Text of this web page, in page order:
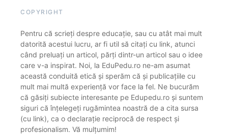
COPYRIGHT
Pentru că scrieți despre educație, sau cu atât mai mult
datorită acestui lucru, ar fi util să citați cu link, atunci
când preluați un articol, părți dintr-un articol sau o idee
care v-a inspirat. Noi, la EduPedu.ro ne-am asumat
această conduită etică și sperăm că și publicațiile cu
mult mai multă experiență vor face la fel. Ne bucurăm
că găsiți subiecte interesante pe Edupedu.ro și suntem
siguri că înțelegeți rugămintea noastră de a cita sursa
(cu link), ca o declarație reciprocă de respect și
profesionalism. Vă mulțumim!